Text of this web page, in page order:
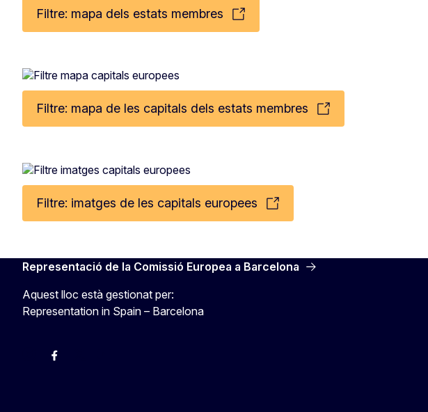
Filtre: mapa dels estats membres
Filtre: mapa de les capitals dels estats membres
Filtre: imatges de les capitals europees
Representació de la Comissió Europea a Barcelona
Aquest lloc està gestionat per:
Representation in Spain – Barcelona
InstagramFacebook